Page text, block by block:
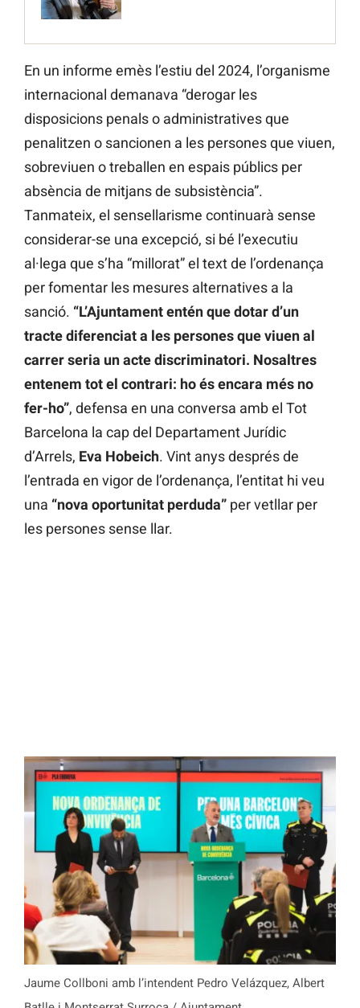
En un informe emès l’estiu del 2024, l’organisme
internacional demanava “derogar les
disposicions penals o administratives que
penalitzen o sancionen a les persones que viuen,
sobreviuen o treballen en espais públics per
absència de mitjans de subsistència”.
Tanmateix, el sensellarisme continuarà sense
considerar-se una excepció, si bé l’executiu
al·lega que s’ha “millorat” el text de l’ordenança
per fomentar les mesures alternatives a la
sanció. “L’Ajuntament entén que dotar d’un
tracte diferenciat a les persones que viuen al
carrer seria un acte discriminatori. Nosaltres
entenem tot el contrari: ho és encara més no
fer-ho”, defensa en una conversa amb el Tot
Barcelona la cap del Departament Jurídic
d’Arrels, Eva Hobeich. Vint anys després de
l’entrada en vigor de l’ordenança, l’entitat hi veu
una “nova oportunitat perduda” per vetllar per
les persones sense llar.
Jaume Collboni amb l’intendent Pedro Velázquez, Albert